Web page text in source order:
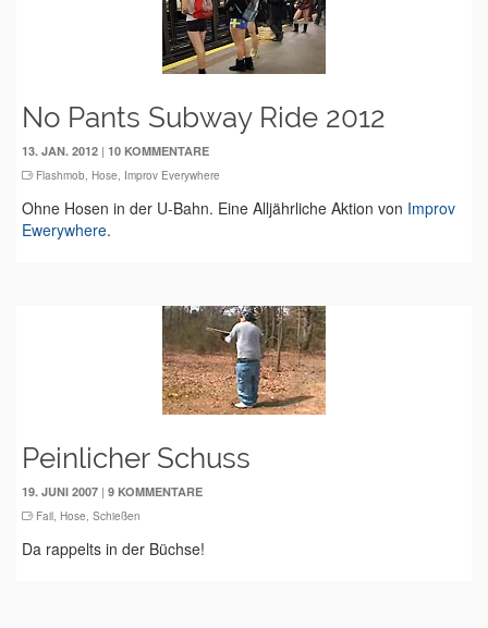
No Pants Subway Ride 2012
13. JAN. 2012 | 10 KOMMENTARE
Flashmob, Hose, Improv Everywhere
Ohne Hosen in der U-Bahn. Eine Alljährliche Aktion von Improv
Ewerywhere.
Peinlicher Schuss
19. JUNI 2007 | 9 KOMMENTARE
Fail, Hose, Schießen
Da rappelts in der Büchse!